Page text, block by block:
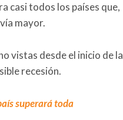
casi todos los países que,
mayor.
vistas desde el inicio de la
recesión.
superará toda